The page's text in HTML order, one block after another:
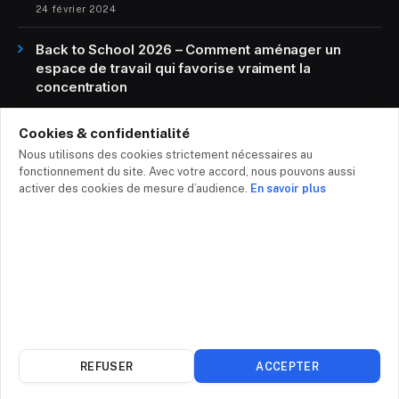
24 février 2024
Back to School 2026 – Comment aménager un
espace de travail qui favorise vraiment la
concentration
RESTEZ CONNECTÉ
Abonnez-vous à notre newsletter pour recevoir
directement dans votre boîte mail nos derniers
articles.
Cookies & confidentialité
Nous utilisons des cookies strictement nécessaires au
fonctionnement du site. Avec votre accord, nous pouvons aussi
activer des cookies de mesure d’audience. En savoir plus
REFUSER ACCEPTER